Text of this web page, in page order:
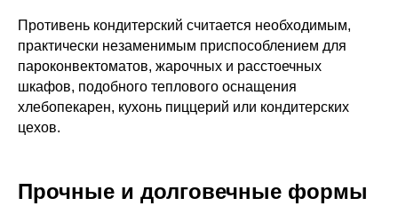
Противень кондитерский считается необходимым,
практически незаменимым приспособлением для
пароконвектоматов, жарочных и расстоечных
шкафов, подобного теплового оснащения
хлебопекарен, кухонь пиццерий или кондитерских
цехов.
Прочные и долговечные формы